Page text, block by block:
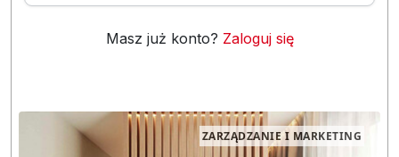
Masz już konto? Zaloguj się
ZARZĄDZANIE I MARKETING